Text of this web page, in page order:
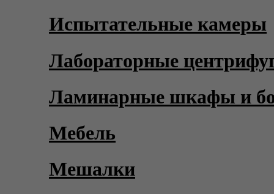
Испытательные камеры
Лабораторные
Ламинарные шкафы и
Мебель
Мешалки